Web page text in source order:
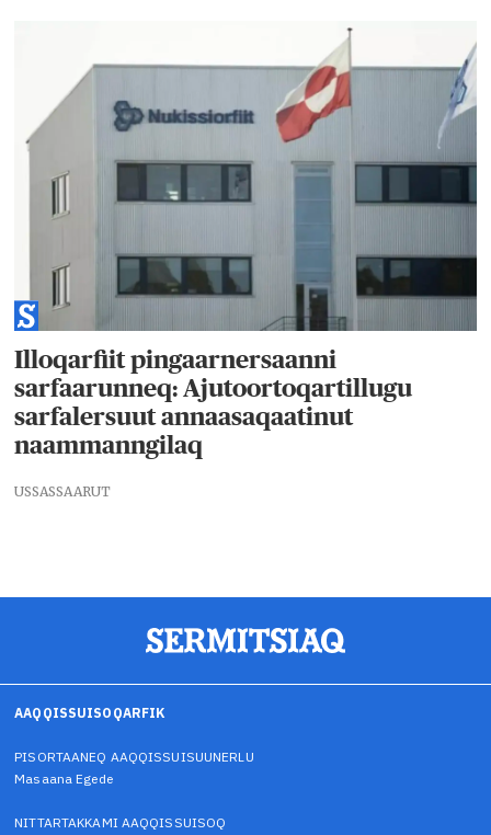
Illoqarfiit pingaarnersaanni
sarfaarunneq: Ajutoortoqartillugu
sarfalersuut annaasaqaatinut
naammanngilaq
USSASSAARUT
AAQQISSUISOQARFIK
PISORTAANEQ AAQQISSUISUUNERLU
Masaana Egede
NITTARTAKKAMI AAQQISSUISOQ